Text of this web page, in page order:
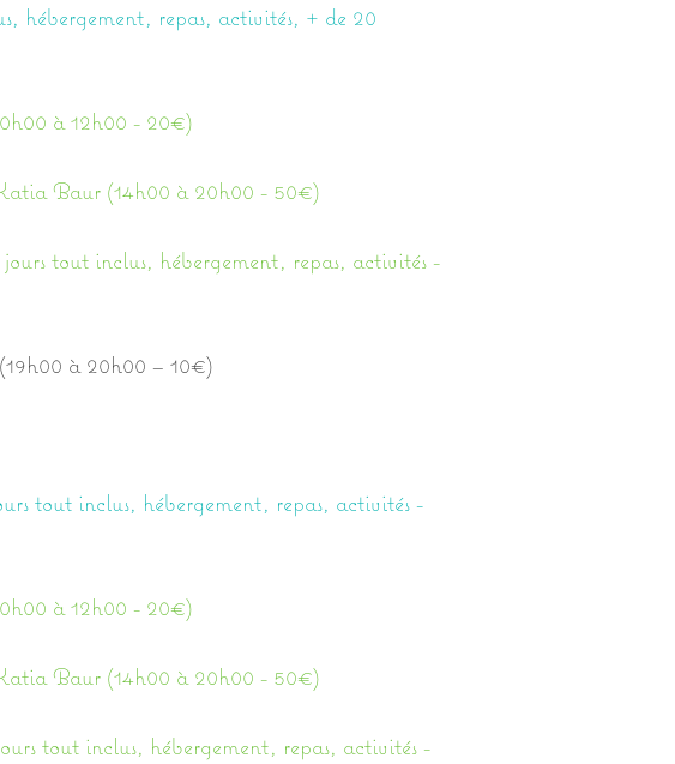
hébergement, repas, activités, + de 20
à 12h00 - 20€)
Baur (14h00 à 20h00 - 50€)
tout inclus, hébergement, repas, activités -
à 20h00 – 10€)
tout inclus, hébergement, repas, activités -
à 12h00 - 20€)
Baur (14h00 à 20h00 - 50€)
tout inclus, hébergement, repas, activités -